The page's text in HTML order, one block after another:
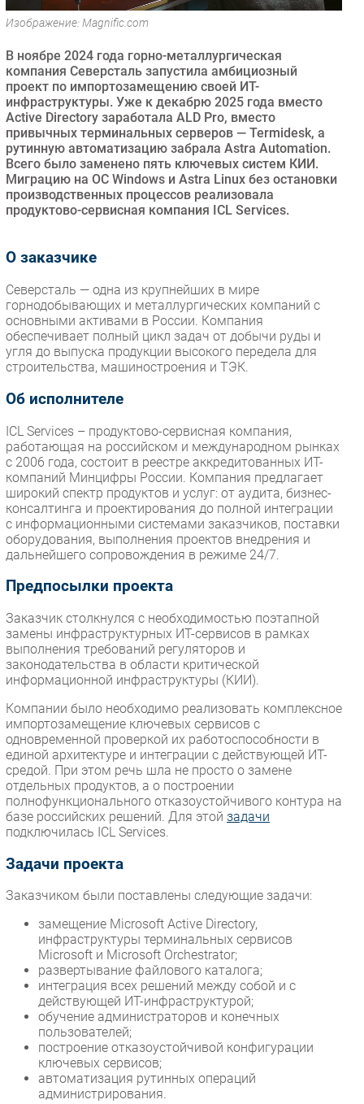
Безопасность
CIO/Управление ИТ
Гаджеты
Здоровье
РАЗДЕЛЫ
Новости
Аналитика
Мероприятия
IT класс
Тестовый стенд
Каталог компаний
Изображение: Magnific.com
В ноябре 2024 года горно-металлургическая
компания Северсталь запустила амбициозный
проект по импортозамещению своей ИТ-
инфраструктуры. Уже к декабрю 2025 года вместо
Active Directory заработала ALD Pro, вместо
привычных терминальных серверов — Termidesk, а
рутинную автоматизацию забрала Astra Automation.
Всего было заменено пять ключевых систем КИИ.
Миграцию на ОС Windows и Astra Linux без остановки
производственных процессов реализовала
продуктово-сервисная компания ICL Services.
О заказчике
Северсталь — одна из крупнейших в мире
горнодобывающих и металлургических компаний с
основными активами в России. Компания
обеспечивает полный цикл задач от добычи руды и
угля до выпуска продукции высокого передела для
строительства, машиностроения и ТЭК.
Об исполнителе
ICL Services – продуктово-сервисная компания,
работающая на российском и международном рынках
с 2006 года, состоит в реестре аккредитованных ИТ-
компаний Минцифры России. Компания предлагает
широкий спектр продуктов и услуг: от аудита, бизнес-
консалтинга и проектирования до полной интеграции
с информационными системами заказчиков, поставки
оборудования, выполнения проектов внедрения и
дальнейшего сопровождения в режиме 24/7.
Предпосылки проекта
Заказчик столкнулся с необходимостью поэтапной
замены инфраструктурных ИТ-сервисов в рамках
выполнения требований регуляторов и
законодательства в области критической
информационной инфраструктуры (КИИ).
Компании было необходимо реализовать комплексное
импортозамещение ключевых сервисов с
одновременной проверкой их работоспособности в
единой архитектуре и интеграции с действующей ИТ-
средой. При этом речь шла не просто о замене
отдельных продуктов, а о построении
полнофункционального отказоустойчивого контура на
базе российских решений. Для этой задачи
подключилась ICL Services.
Задачи проекта
Заказчиком были поставлены следующие задачи:
замещение Microsoft Active Directory,
инфраструктуры терминальных сервисов
Microsoft и Microsoft Orchestrator;
развертывание файлового каталога;
интеграция всех решений между собой и с
действующей ИТ-инфраструктурой;
обучение администраторов и конечных
пользователей;
построение отказоустойчивой конфигурации
ключевых сервисов;
автоматизация рутинных операций
администрирования.